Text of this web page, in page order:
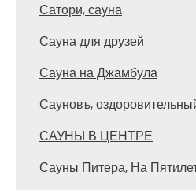
Сатори, сауна
Сауна для друзей
Сауна на Джамбула
Сауновъ,
САУНЫ В ЦЕНТРЕ
Сауны Питера, На